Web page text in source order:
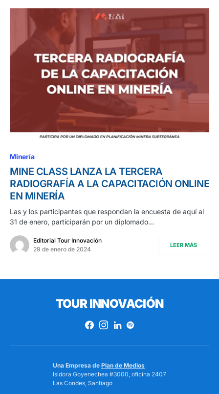
Minería
MINE CLASS LANZA LA TERCERA
RADIOGRAFÍA A LA CAPACITACIÓN ONLINE
EN MINERÍA
Las y los participantes que respondan la encuesta de aquí al
31 de enero, participarán por un diplomado…
Editorial Tour Innovación
29 de enero de 2024
LEER MÁS
TOUR INNOVACIÓN
Una Empresa de Plan de Medios
Isidora Goyenechea #3000, oficina 2407
Las Condes, Santiago